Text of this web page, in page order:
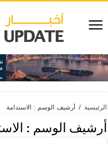
الرئيسية / أرشيف الوسم : الاستدامة
أرشيف الوسم :